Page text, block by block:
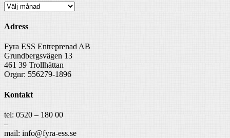
Arkiv
Adress
Fyra ESS Entreprenad AB
Grundbergsvägen 13
461 39 Trollhättan
Orgnr: 556279-1896
Kontakt
tel: 0520 – 180 00
–
mail: info@fyra-ess.se